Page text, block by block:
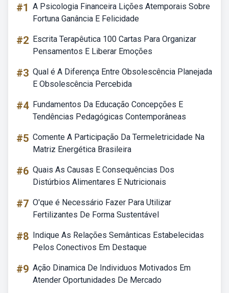
#1 A Psicologia Financeira Lições Atemporais Sobre
Fortuna Ganância E Felicidade
#2 Escrita Terapêutica 100 Cartas Para Organizar
Pensamentos E Liberar Emoções
#3 Qual é A Diferença Entre Obsolescência Planejada
E Obsolescência Percebida
#4 Fundamentos Da Educação Concepções E
Tendências Pedagógicas Contemporâneas
#5 Comente A Participação Da Termeletricidade Na
Matriz Energética Brasileira
#6 Quais As Causas E Consequências Dos
Distúrbios Alimentares E Nutricionais
#7 O'que é Necessário Fazer Para Utilizar
Fertilizantes De Forma Sustentável
#8 Indique As Relações Semânticas Estabelecidas
Pelos Conectivos Em Destaque
#9 Ação Dinamica De Individuos Motivados Em
Atender Oportunidades De Mercado